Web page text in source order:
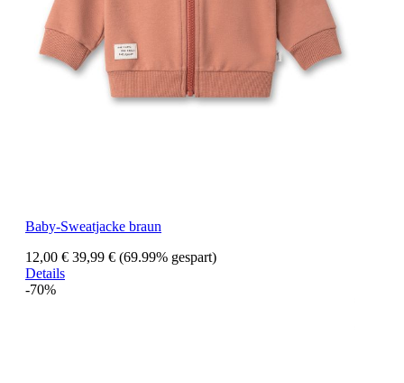
Baby-Sweatjacke braun
12,00 € 39,99 € (69.99% gespart)
Details
-70%